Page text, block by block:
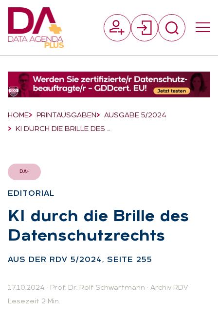
Breadcrumb-Navigation
HOME PRINTAUSGABEN
AUSGABE 5/2024
KI DURCH DIE BRILLE DES …
DA+
EDI­TO­RI­AL
:KI durch die Bril­le des
Da­ten­schutz­rechts
AUS DER RDV 5/2024, SEI­TE 255
17.10.2024 · Prof. Dr. Rolf Schwartmann · Archiv RDV
Lesezeit 2 Min.